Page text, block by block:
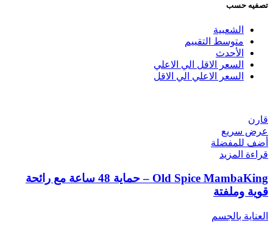
تصفيه حسب
الشعبية
متوسط التقييم
الأحدث
السعر الاقل الي الاعلي
السعر الاعلي الي الاقل
قارن
عرض سريع
أضف للمفضلة
قراءة المزيد
Old Spice MambaKing – حماية 48 ساعة مع رائحة
قوية وملفتة
العناية بالجسم